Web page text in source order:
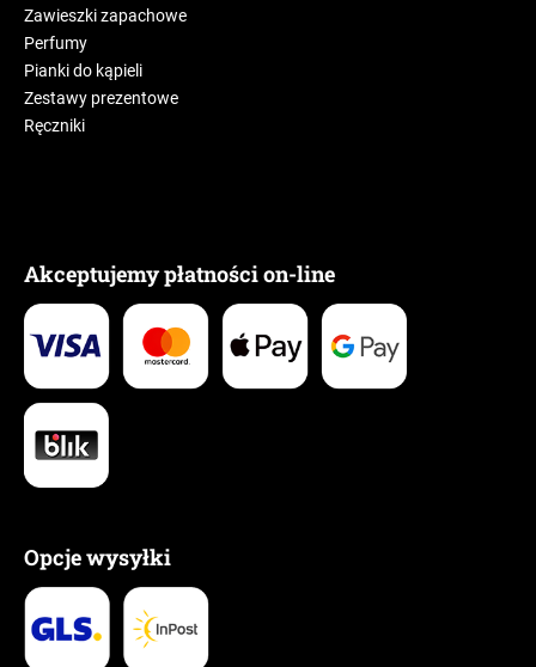
Zawieszki zapachowe
Perfumy
Pianki do kąpieli
Zestawy prezentowe
Ręczniki
Akceptujemy płatności on-line
Opcje wysyłki